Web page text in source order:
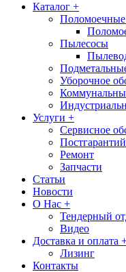
Каталог +
Пылесосы
Уборочное
Услуги +
Сервисное
Ремонт
Запчасти
Статьи
Новости
О Нас +
Тендерный
Видео
Доставка и оплата
Лизинг
Контакты